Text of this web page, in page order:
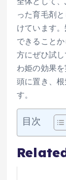
った育毛剤
けています
できること
方にぜひ試
わ姫の効果
頭に置き、
す。
目次